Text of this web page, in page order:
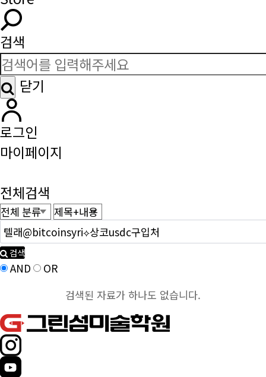
검색
닫기
로그인
마이페이지
전체검색
검색
AND
OR
검색된 자료가 하나도 없습니다.